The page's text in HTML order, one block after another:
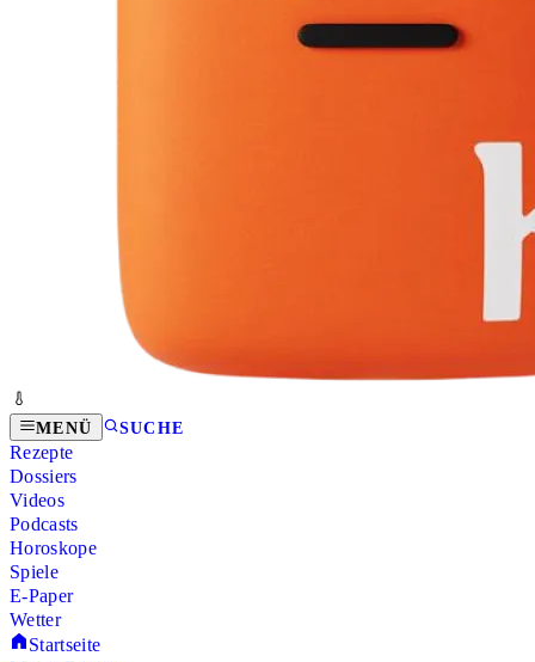
MENÜ SUCHE
Rezepte
Dossiers
Videos
Podcasts
Horoskope
Spiele
E-Paper
Wetter
Startseite